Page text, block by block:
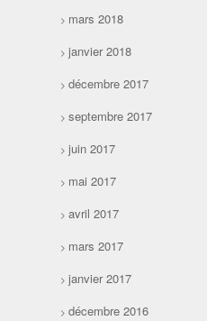
mars 2018
janvier 2018
décembre 2017
septembre 2017
juin 2017
mai 2017
avril 2017
mars 2017
janvier 2017
décembre 2016